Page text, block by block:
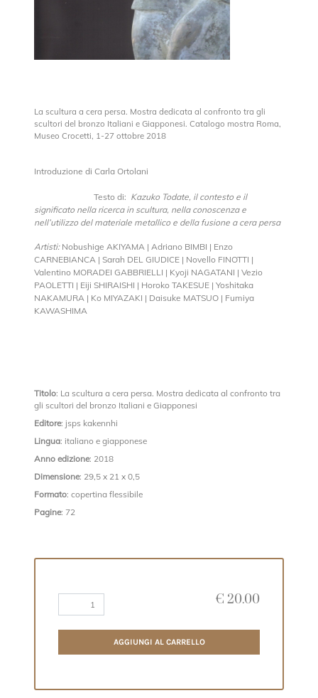
La scultura a cera persa. Mostra dedicata al confronto tra gli
scultori del bronzo Italiani e Giapponesi. Catalogo mostra Roma,
Museo Crocetti, 1-27 ottobre 2018
Introduzione di Carla Ortolani
Testo di: Kazuko Todate, il contesto e il
significato nella ricerca in scultura, nella conoscenza e
nell’utilizzo del materiale metallico e della fusione a cera persa
Artisti: Nobushige AKIYAMA | Adriano BIMBI | Enzo
CARNEBIANCA | Sarah DEL GIUDICE | Novello FINOTTI |
Valentino MORADEI GABBRIELLI | Kyoji NAGATANI | Vezio
PAOLETTI | Eiji SHIRAISHI | Horoko TAKESUE | Yoshitaka
NAKAMURA | Ko MIYAZAKI | Daisuke MATSUO | Fumiya
KAWASHIMA
Titolo: La scultura a cera persa. Mostra dedicata al confronto tra
gli scultori del bronzo Italiani e Giapponesi
Editore: jsps kakennhi
Lingua: italiano e giapponese
Anno edizione: 2018
Dimensione: 29,5 x 21 x 0,5
Formato: copertina flessibile
Pagine: 72
€ 20.00
AGGIUNGI AL CARRELLO